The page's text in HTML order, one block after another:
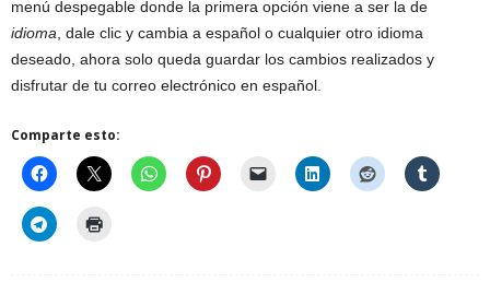
menú despegable donde la primera opción viene a ser la de
idioma , dale clic y cambia a español o cualquier otro idioma
deseado, ahora solo queda guardar los cambios realizados y
disfrutar de tu correo electrónico en español.
Comparte esto: